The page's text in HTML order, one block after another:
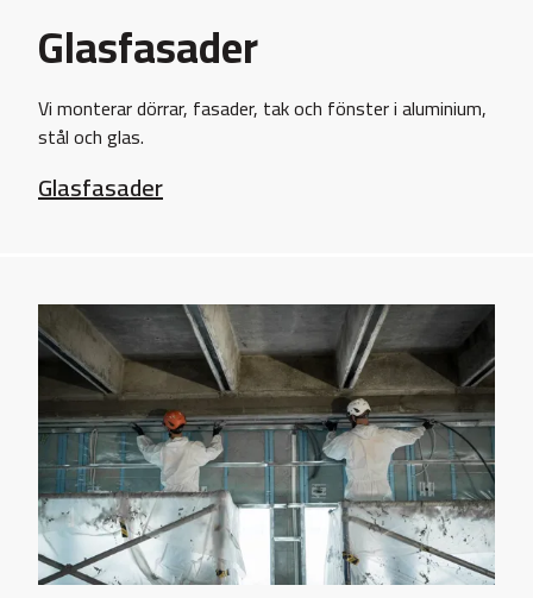
Glasfasader
Vi monterar dörrar, fasader, tak och fönster i aluminium,
stål och glas.
Glasfasader